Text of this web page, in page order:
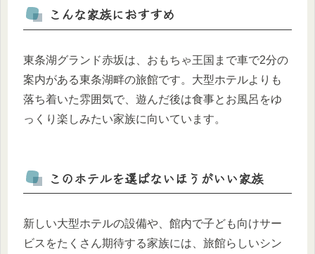
こんな家族におすすめ
東条湖グランド赤坂は、おもちゃ王国まで車で2分の
案内がある東条湖畔の旅館です。大型ホテルよりも
落ち着いた雰囲気で、遊んだ後は食事とお風呂をゆ
っくり楽しみたい家族に向いています。
このホテルを選ばないほうがいい家族
新しい大型ホテルの設備や、館内で子ども向けサー
ビスをたくさん期待する家族には、旅館らしいシン